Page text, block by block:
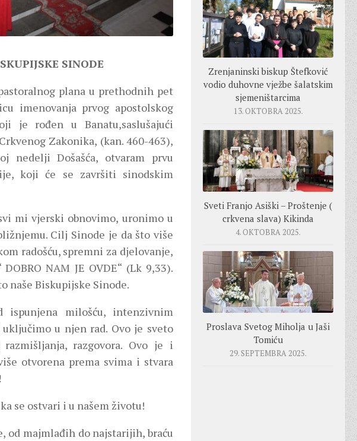
SINODE
plana u prethodnih pet
imenovanja prvog apostolskog
je rođen u Banatu,saslušajući
Zakonika, (kan. 460-463),
nedelji Došašća, otvaram prvu
koji će se završiti sinodskim
mi vjerski obnovimo, uronimo u
Cilj Sinode je da što više
radošću, spremni za djelovanje,
NAM JE OVDE“ (Lk 9,33).
naše Biskupijske Sinode.
ispunjena milošću, intenzivnim
u njen rad. Ovo je sveto
razgovora. Ovo je i
otvorena prema svima i stvara
se ostvari i u našem životu!
od majmlađih do najstarijih, braću
Zrenjaninski biskup Štefković
vodio duhovne vježbe šalatskim
sjemeništarcima
13. OKTOBRA 2025.
Sveti Franjo Asiški – Proštenje (
crkvena slava) Kikinda
4. OKTOBRA 2025.
Proslava Svetog Miholja u Jaši
Tomiću
29. SEPTEMBRA 2025.